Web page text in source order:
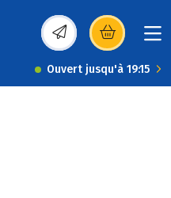
(s’ouvre dans une
Ouvert jusqu'à 19:15